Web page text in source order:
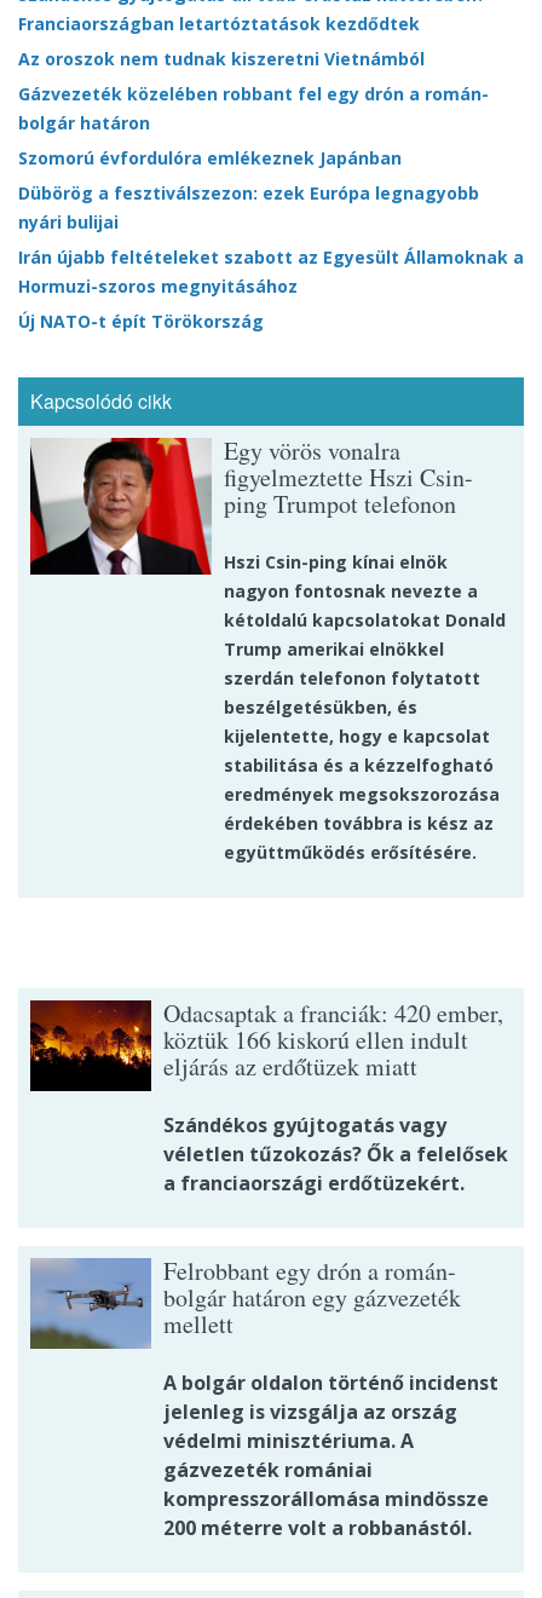
Franciaországban letartóztatások kezdődtek
Az oroszok nem tudnak kiszeretni Vietnámból
Gázvezeték közelében robbant fel egy drón a román-
bolgár határon
Szomorú évfordulóra emlékeznek Japánban
Dübörög a fesztiválszezon: ezek Európa legnagyobb
nyári bulijai
Irán újabb feltételeket szabott az Egyesült Államoknak a
Hormuzi-szoros megnyitásához
Új NATO-t épít Törökország
Kapcsolódó cikk
Egy vörös vonalra
figyelmeztette Hszi Csin-
ping Trumpot telefonon
Hszi Csin-ping kínai elnök
nagyon fontosnak nevezte a
kétoldalú kapcsolatokat Donald
Trump amerikai elnökkel
szerdán telefonon folytatott
beszélgetésükben, és
kijelentette, hogy e kapcsolat
stabilitása és a kézzelfogható
eredmények megsokszorozása
érdekében továbbra is kész az
együttműködés erősítésére.
Odacsaptak a franciák: 420 ember,
köztük 166 kiskorú ellen indult
eljárás az erdőtüzek miatt
Szándékos gyújtogatás vagy
véletlen tűzokozás? Ők a felelősek
a franciaországi erdőtüzekért.
Felrobbant egy drón a román-
bolgár határon egy gázvezeték
mellett
A bolgár oldalon történő incidenst
jelenleg is vizsgálja az ország
védelmi minisztériuma. A
gázvezeték romániai
kompresszorállomása mindössze
200 méterre volt a robbanástól.